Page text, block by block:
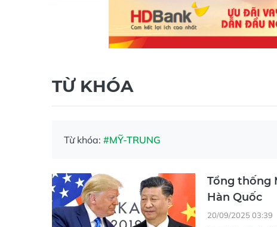
TỪ KHÓA
Từ khóa: #MỸ-TRUNG
Tổng thống
Hàn Quốc
20/09/2025 03:39